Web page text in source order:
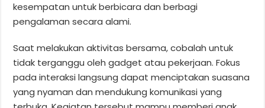
kesempatan untuk berbicara dan berbagi
pengalaman secara alami.
Saat melakukan aktivitas bersama, cobalah untuk
tidak terganggu oleh gadget atau pekerjaan. Fokus
pada interaksi langsung dapat menciptakan suasana
yang nyaman dan mendukung komunikasi yang